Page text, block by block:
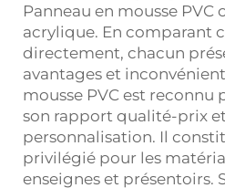
Panneau en mousse PVC
acrylique. En comparant
directement, chacun
avantages et
mousse PVC est reconnu
son rapport qualité-prix
personnalisation. Il
privilégié pour les
enseignes et présentoirs.